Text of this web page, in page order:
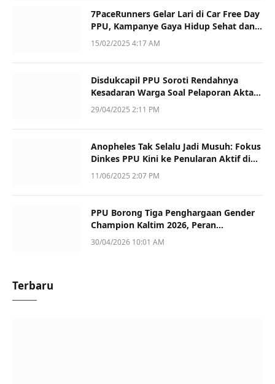
7PaceRunners Gelar Lari di Car Free Day
PPU, Kampanye Gaya Hidup Sehat dan
Dukung UMKM
15/02/2025 4:17 AM
Disdukcapil PPU Soroti Rendahnya
Kesadaran Warga Soal Pelaporan Akta
Kematian
29/04/2025 2:11 PM
Anopheles Tak Selalu Jadi Musuh: Fokus
Dinkes PPU Kini ke Penularan Aktif di
Sotek
11/06/2025 2:07 PM
PPU Borong Tiga Penghargaan Gender
Champion Kaltim 2026, Peran
Perempuan Jadi Sorotan
30/04/2026 10:01 AM
Terbaru